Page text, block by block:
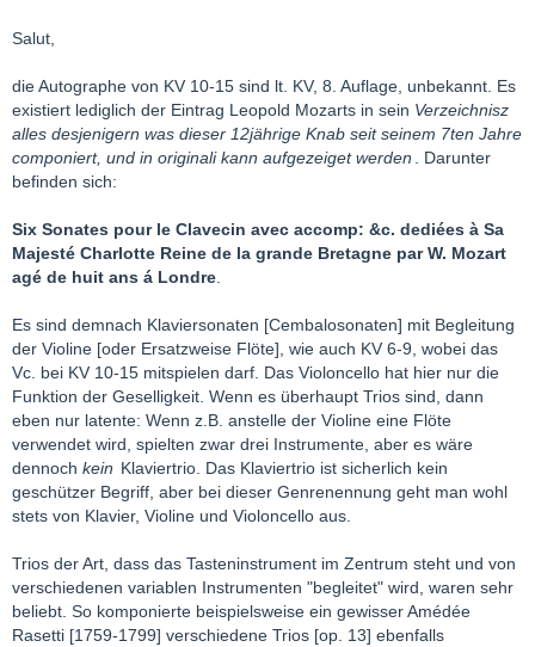
Salut,
die Autographe von KV 10-15 sind lt. KV, 8. Auflage, unbekannt. Es
existiert lediglich der Eintrag Leopold Mozarts in sein Verzeichnisz
alles desjenigern was dieser 12jährige Knab seit seinem 7ten Jahre
componiert, und in originali kann aufgezeiget werden
. Darunter
befinden sich:
Six Sonates pour le Clavecin avec accomp: &c. dediées à Sa
Majesté Charlotte Reine de la grande Bretagne par W. Mozart
agé de huit ans á Londre
Es sind demnach Klaviersonaten [Cembalosonaten] mit Begleitung
der Violine [oder Ersatzweise Flöte], wie auch KV 6-9, wobei das
Vc. bei KV 10-15 mitspielen darf. Das Violoncello hat hier nur die
Funktion der Geselligkeit. Wenn es überhaupt Trios sind, dann
eben nur latente: Wenn z.B. anstelle der Violine eine Flöte
verwendet wird, spielten zwar drei Instrumente, aber es wäre
dennoch kein Klaviertrio. Das Klaviertrio ist sicherlich kein
geschützer Begriff, aber bei dieser Genrenennung geht man wohl
stets von Klavier, Violine und Violoncello aus.
Trios der Art, dass das Tasteninstrument im Zentrum steht und von
verschiedenen variablen Instrumenten "begleitet" wird, waren sehr
beliebt. So komponierte beispielsweise ein gewisser Amédée
Rasetti [1759-1799] verschiedene Trios [op. 13] ebenfalls